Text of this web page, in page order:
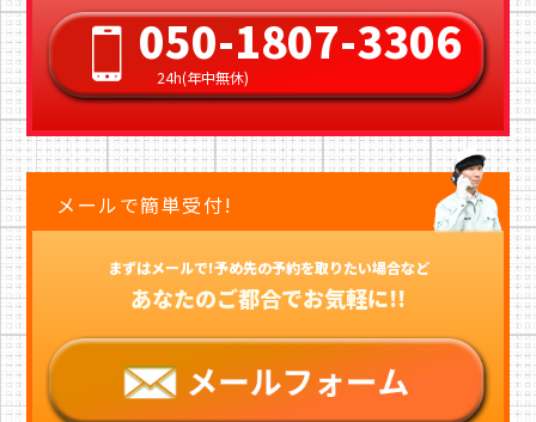
050-1807-3306
24h(年中無休)
メールで簡単受付!
まずはメールで!予め先の予約を取りたい場合など
あなたのご都合でお気軽に!!